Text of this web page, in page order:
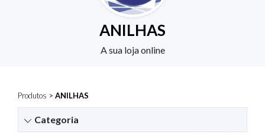
ANILHAS
A sua loja online
Produtos > ANILHAS
Categoria